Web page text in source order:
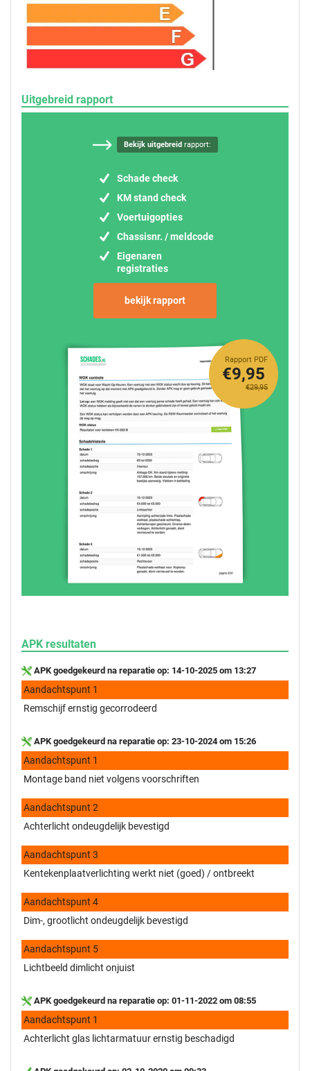
Uitgebreid rapport
Bekijk uitgebreidrapport:
Schade check
KM stand check
Voertuigopties
Chassisnr. / meldcode
Eigenaren
registraties
bekijk rapport
Rapport PDF
€29,95
€9,95
APK resultaten
APK goedgekeurd na reparatie op: 14-10-2025 om 13:27
Aandachtspunt 1
Remschijf ernstig gecorrodeerd
APK goedgekeurd na reparatie op: 23-10-2024 om 15:26
Aandachtspunt 1
Montage band niet volgens voorschriften
Aandachtspunt 2
Achterlicht ondeugdelijk bevestigd
Aandachtspunt 3
Kentekenplaatverlichting werkt niet (goed) / ontbreekt
Aandachtspunt 4
Dim-, grootlicht ondeugdelijk bevestigd
Aandachtspunt 5
Lichtbeeld dimlicht onjuist
APK goedgekeurd na reparatie op: 01-11-2022 om 08:55
Aandachtspunt 1
Achterlicht glas lichtarmatuur ernstig beschadigd